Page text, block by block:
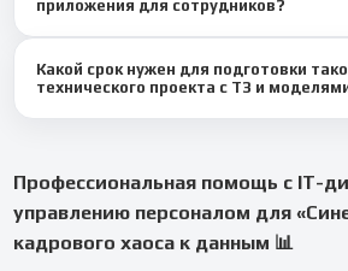
доступом) для автоматического сбора
сотрудников или к тим-трекеру
для анализа активности за компьютером.
приложения для сотрудников?
разработать прототип или описать
приложения для сотрудников, чтобы они
задачи, подавать заявки на отгул и
Какой срок нужен для подготовки
технического проекта с ТЗ и
ВКР за 14-18 дней, сфокусировавшись на
основных модулей системы. ⏱️
Профессиональная помощь с IT-
управлению персоналом для
кадрового хаоса к данным 📊